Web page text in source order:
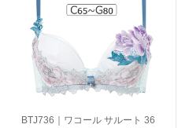
BTJ736｜ワコール サルート 36